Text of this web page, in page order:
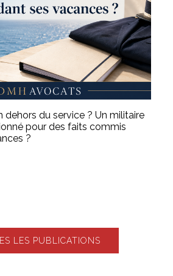
dehors du service ? Un militaire
pour des faits commis
?
LES PUBLICATIONS